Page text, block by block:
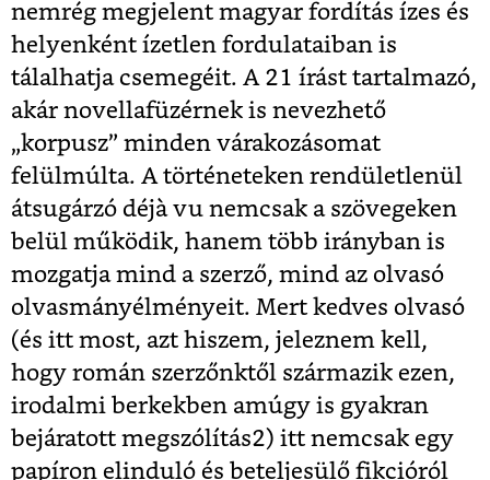
nemrég megjelent magyar fordítás ízes és
helyenként ízetlen fordulataiban is
tálalhatja csemegéit. A 21 írást tartalmazó,
akár novellafüzérnek is nevezhető
„korpusz” minden várakozásomat
felülmúlta. A történeteken rendületlenül
átsugárzó déjà vu nemcsak a szövegeken
belül működik, hanem több irányban is
mozgatja mind a szerző, mind az olvasó
olvasmányélményeit. Mert kedves olvasó
(és itt most, azt hiszem, jeleznem kell,
hogy román szerzőnktől származik ezen,
irodalmi berkekben amúgy is gyakran
bejáratott megszólítás2) itt nemcsak egy
papíron elinduló és beteljesülő fikcióról